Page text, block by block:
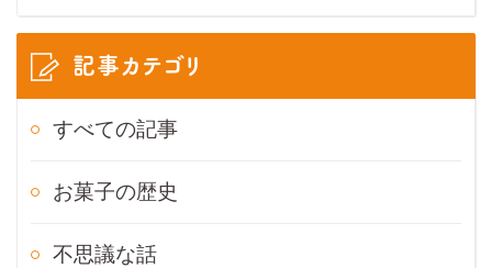
記事カテゴリ
すべての記事
お菓子の歴史
不思議な話